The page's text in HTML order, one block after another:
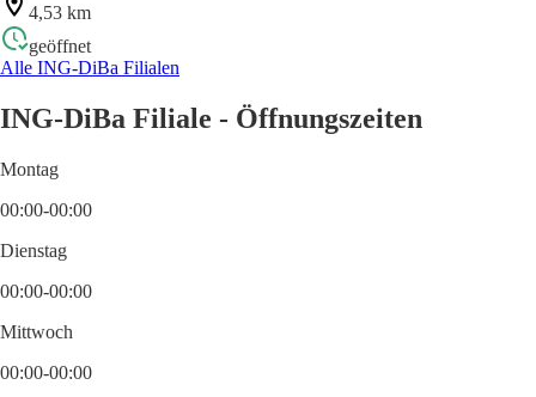
4,53 km
geöffnet
Alle ING-DiBa Filialen
ING-DiBa Filiale - Öffnungszeiten
Montag
00:00-00:00
Dienstag
00:00-00:00
Mittwoch
00:00-00:00